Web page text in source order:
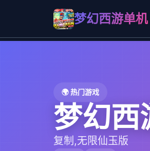
梦幻西游单机
🌍 热门游戏
梦幻西
复制,无限仙玉版